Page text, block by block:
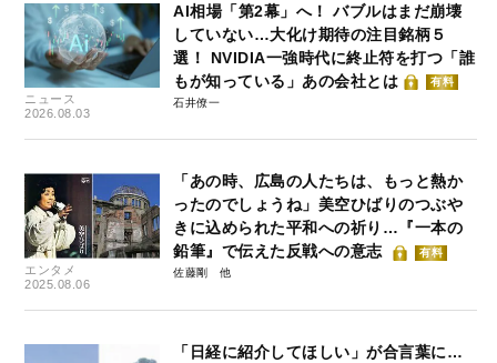
ニュース
2026.08.03
AI相場「第2幕」へ！ バブルはまだ崩壊
していない…大化け期待の注目銘柄５
選！ NVIDIA一強時代に終止符を打つ「誰
もが知っている」あの会社とは
有料
石井僚一
エンタメ
2025.08.06
「あの時、広島の人たちは、もっと熱か
ったのでしょうね」美空ひばりのつぶや
きに込められた平和への祈り…『一本の
鉛筆』で伝えた反戦への意志
有料
佐藤剛
「日経に紹介してほしい」が合言葉に…